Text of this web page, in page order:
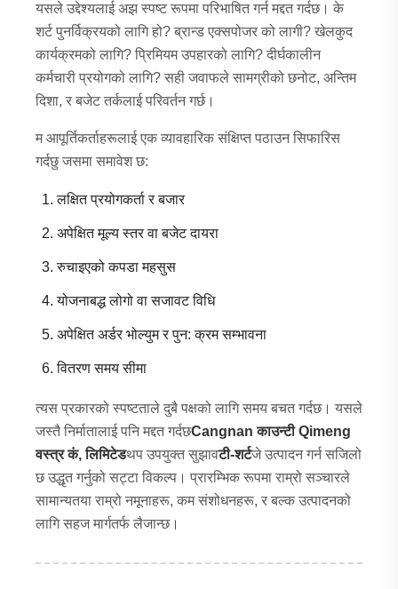
यसले उद्देश्यलाई अझ स्पष्ट रूपमा परिभाषित गर्न मद्दत गर्दछ। के
शर्ट पुनर्विक्रयको लागि हो? ब्रान्ड एक्सपोजर को लागी? खेलकुद
कार्यक्रमको लागि? प्रिमियम उपहारको लागि? दीर्घकालीन
कर्मचारी प्रयोगको लागि? सही जवाफले सामग्रीको छनोट, अन्तिम
दिशा, र बजेट तर्कलाई परिवर्तन गर्छ।
म आपूर्तिकर्ताहरूलाई एक व्यावहारिक संक्षिप्त पठाउन सिफारिस
गर्दछु जसमा समावेश छ:
लक्षित प्रयोगकर्ता र बजार
अपेक्षित मूल्य स्तर वा बजेट दायरा
रुचाइएको कपडा महसुस
योजनाबद्ध लोगो वा सजावट विधि
अपेक्षित अर्डर भोल्युम र पुन: क्रम सम्भावना
वितरण समय सीमा
त्यस प्रकारको स्पष्टताले दुबै पक्षको लागि समय बचत गर्दछ। यसले
जस्तै निर्मातालाई पनि मद्दत गर्दछCangnan काउन्टी Qimeng
वस्त्र कं, लिमिटेडथप उपयुक्त सुझावटी-शर्टजे उत्पादन गर्न सजिलो
छ उद्धृत गर्नुको सट्टा विकल्प। प्रारम्भिक रूपमा राम्रो सञ्चारले
सामान्यतया राम्रो नमूनाहरू, कम संशोधनहरू, र बल्क उत्पादनको
लागि सहज मार्गतर्फ लैजान्छ।